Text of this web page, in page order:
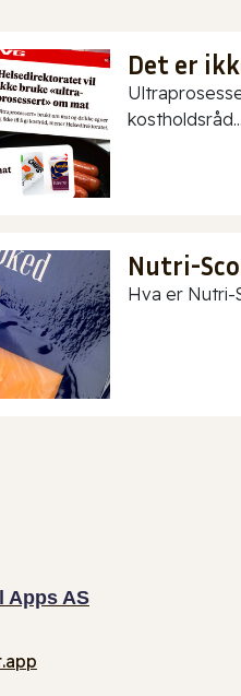
Det er
Nutri-
Hva er Nutri-
Apps AS